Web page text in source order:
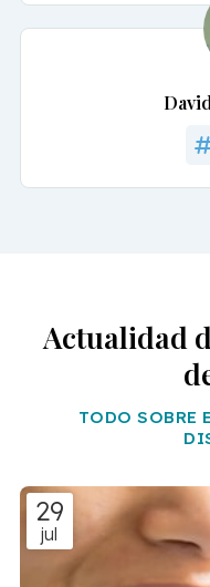
Actualidad
TODO SOBRE
29
jul